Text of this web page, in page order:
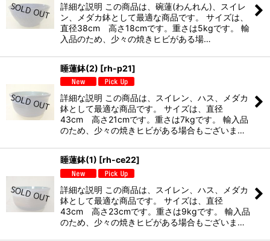
詳細な説明 この商品は、碗蓮(わんれん)、スイレ
ン、メダカ鉢として最適な商品です。 サイズは、
直径38cm 高さ18cmです。重さは5kgです。 輸
入品のため、少々の焼きヒビがある場…
睡蓮鉢(2) [rh-p21]
詳細な説明 この商品は、スイレン、ハス、メダカ
鉢として最適な商品です。 サイズは、直径
43cm 高さ21cmです。重さは7kgです。 輸入品
のため、少々の焼きヒビがある場合もございま…
睡蓮鉢(1) [rh-ce22]
詳細な説明 この商品は、スイレン、ハス、メダカ
鉢として最適な商品です。 サイズは、直径
43cm 高さ23cmです。重さは9kgです。 輸入品
のため、少々の焼きヒビがある場合もございま…